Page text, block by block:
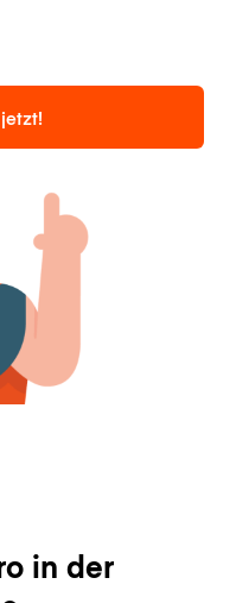
in der